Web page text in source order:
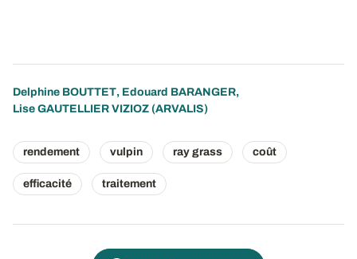
Delphine BOUTTET, Edouard BARANGER,
Lise GAUTELLIER VIZIOZ (ARVALIS)
rendement vulpin ray grass coût
efficacité traitement